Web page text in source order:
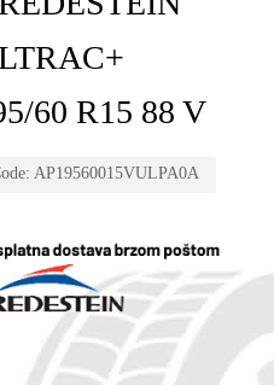
60 R15 88 V
AP19560015VULPA0A